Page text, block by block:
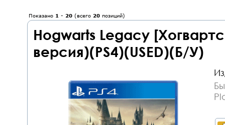
Показано 1 - 20 (всего 20 позиций)
Hogwarts Legacy
версия)(PS4)(USED)(Б/У)